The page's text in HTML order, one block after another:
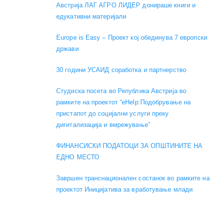
Австрија ЛАГ АГРО ЛИДЕР донираше книги и
едукативни материјали
Europe is Easy – Проект кој обединува 7 европски
држави
30 години УСАИД соработка и партнерство
Студиска посета во Република Австрија во
рамките на проектот “eHelp:Подобрување на
пристапот до социјални услуги преку
дигитализација и вмрежување”
ФИНАНСИСКИ ПОДАТОЦИ ЗА ОПШТИНИТЕ НА
ЕДНО МЕСТО
Завршен транснационален состанок во рамките на
проектот Иницијатива за вработување млади